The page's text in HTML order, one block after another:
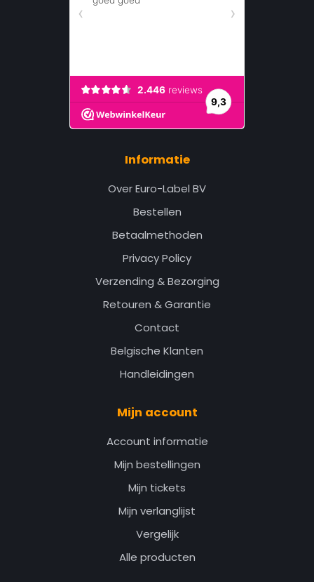
Informatie
Over Euro-Label BV
Bestellen
Betaalmethoden
Privacy Policy
Verzending & Bezorging
Retouren & Garantie
Contact
Belgische Klanten
Handleidingen
Mijn account
Account informatie
Mijn bestellingen
Mijn tickets
Mijn verlanglijst
Vergelijk
Alle producten